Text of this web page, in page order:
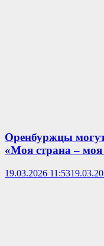
Оренбуржцы
«Моя страна – моя
19.03.2026 11:53